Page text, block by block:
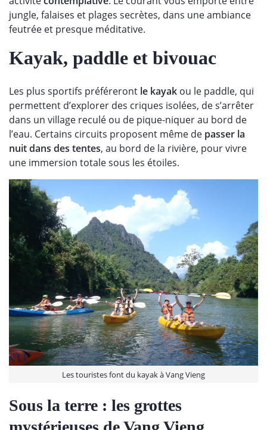
jungle, falaises et plages secrètes, dans une ambiance
feutrée et presque méditative.
Kayak, paddle et bivouac
Les plus sportifs préféreront le kayak ou le paddle, qui
permettent d’explorer des criques isolées, de s’arrêter
dans un village reculé ou de pique-niquer au bord de
l’eau. Certains circuits proposent même de passer la
nuit dans des tentes, au bord de la rivière, pour vivre
une immersion totale sous les étoiles.
Les touristes font du kayak à Vang Vieng
Sous la terre : les grottes